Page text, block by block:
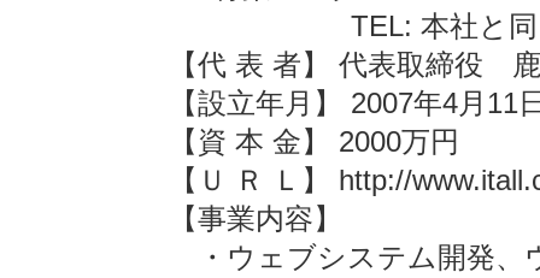
TEL: 本社と同じ
【代 表 者】 代表取締役
【設立年月】 2007年4月11
【資 本 金】 2000万円
【Ｕ Ｒ Ｌ】 http://
【事業内容】
・ウェブシステム開発、